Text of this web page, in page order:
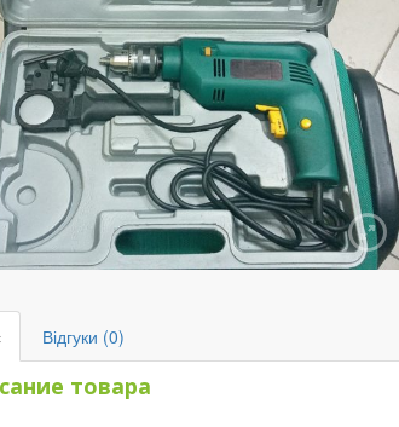
Відгуки (0)
товара